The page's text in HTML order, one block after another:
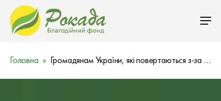
Головна Громадянам України, які повертаються з-за кордону